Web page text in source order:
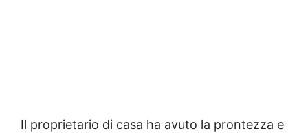
Il proprietario di casa ha avuto la prontezza e